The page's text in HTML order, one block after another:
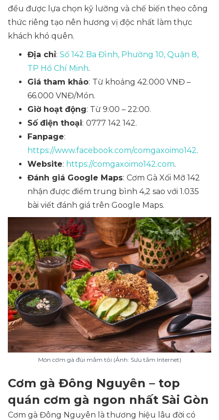
đều được lựa chọn kỹ lưỡng và chế biến theo công
thức riêng tạo nên hương vị độc nhất làm thực
khách khó quên.
Địa chỉ: Số 142 Ba Đình, Phường 10, Quận 8,
TP Hồ Chí Minh.
Giá tham khảo: Từ khoảng 42.000 VNĐ –
66.000 VNĐ/Món.
Giờ hoạt động: Từ 9:00 – 22:00.
Số điện thoại: 0777 142 142.
Fanpage:
https://www.facebook.com/comgaxoimo142.
Website: https://comgaxoimo142.com.
Đánh giá Google Maps: Cơm Gà Xối Mỡ 142
nhận được điểm trung bình 4,2 sao với 1.035
bài viết đánh giá trên Google Maps.
Món cơm gà đùi mắm tỏi (Ảnh: Sưu tầm Internet)
Cơm gà Đông Nguyên – top
quán cơm gà ngon nhất Sài Gòn
Cơm gà Đông Nguyên là thương hiệu lâu đời có